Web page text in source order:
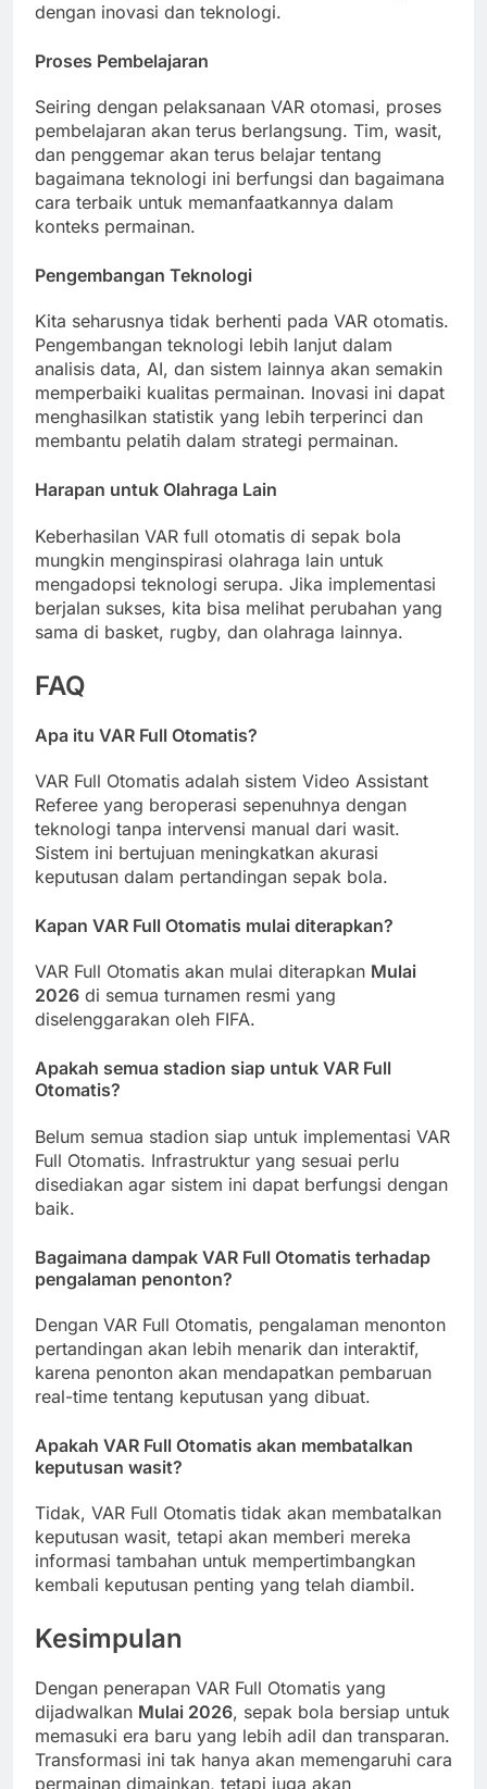
dengan inovasi dan teknologi.
Proses Pembelajaran
Seiring dengan pelaksanaan VAR otomasi, proses
pembelajaran akan terus berlangsung. Tim, wasit,
dan penggemar akan terus belajar tentang
bagaimana teknologi ini berfungsi dan bagaimana
cara terbaik untuk memanfaatkannya dalam
konteks permainan.
Pengembangan Teknologi
Kita seharusnya tidak berhenti pada VAR otomatis.
Pengembangan teknologi lebih lanjut dalam
analisis data, AI, dan sistem lainnya akan semakin
memperbaiki kualitas permainan. Inovasi ini dapat
menghasilkan statistik yang lebih terperinci dan
membantu pelatih dalam strategi permainan.
Harapan untuk Olahraga Lain
Keberhasilan VAR full otomatis di sepak bola
mungkin menginspirasi olahraga lain untuk
mengadopsi teknologi serupa. Jika implementasi
berjalan sukses, kita bisa melihat perubahan yang
sama di basket, rugby, dan olahraga lainnya.
FAQ
Apa itu VAR Full Otomatis?
VAR Full Otomatis adalah sistem Video Assistant
Referee yang beroperasi sepenuhnya dengan
teknologi tanpa intervensi manual dari wasit.
Sistem ini bertujuan meningkatkan akurasi
keputusan dalam pertandingan sepak bola.
Kapan VAR Full Otomatis mulai diterapkan?
VAR Full Otomatis akan mulai diterapkan Mulai
2026 di semua turnamen resmi yang
diselenggarakan oleh FIFA.
Apakah semua stadion siap untuk VAR Full
Otomatis?
Belum semua stadion siap untuk implementasi VAR
Full Otomatis. Infrastruktur yang sesuai perlu
disediakan agar sistem ini dapat berfungsi dengan
baik.
Bagaimana dampak VAR Full Otomatis terhadap
pengalaman penonton?
Dengan VAR Full Otomatis, pengalaman menonton
pertandingan akan lebih menarik dan interaktif,
karena penonton akan mendapatkan pembaruan
real-time tentang keputusan yang dibuat.
Apakah VAR Full Otomatis akan membatalkan
keputusan wasit?
Tidak, VAR Full Otomatis tidak akan membatalkan
keputusan wasit, tetapi akan memberi mereka
informasi tambahan untuk mempertimbangkan
kembali keputusan penting yang telah diambil.
Kesimpulan
Dengan penerapan VAR Full Otomatis yang
dijadwalkan Mulai 2026, sepak bola bersiap untuk
memasuki era baru yang lebih adil dan transparan.
Transformasi ini tak hanya akan memengaruhi cara
permainan dimainkan, tetapi juga akan